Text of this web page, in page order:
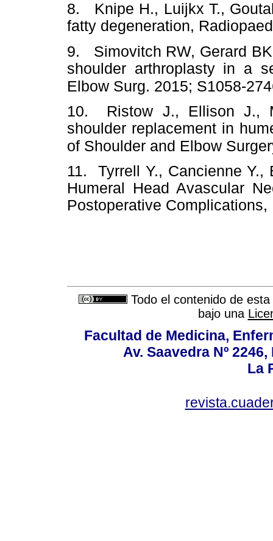
8. Knipe H., Luijkx T.,
fatty degeneration,
9. Simovitch RW, Gerard
shoulder arthroplasty in a
Elbow Surg. 2015; S1058-
10. Ristow J., Ellison J.,
shoulder replacement in
of Shoulder and Elbow
11. Tyrrell Y., Cancienne Y.,
Humeral Head Avascular
Postoperative
Todo el contenido de
bajo una
Facultad de Medicina,
Av. Saavedra Nº
La